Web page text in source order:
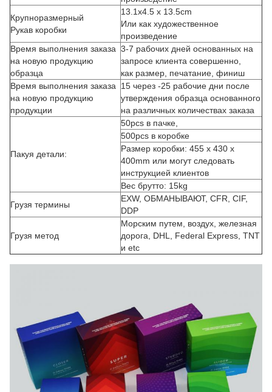
Крупноразмерный
Рукав коробки
13.1x4.5 x 13.5cm
Или как художественное
произведение
Время выполнения заказа
на новую продукцию
образца
3-7 рабочих дней основанных на
запросе клиента совершенно,
как размер, печатание, финиш
Время выполнения заказа
на новую продукцию
продукции
15 через -25 рабочие дни после
утверждения образца основанного
на различных количествах заказа
Пакуя детали:
50pcs в пачке,
500pcs в коробке
Размер коробки: 455 x 430 x
400mm или могут следовать
инструкцией клиентов
Вес брутто: 15kg
Грузя термины
EXW, ОБМАНЫВАЮТ, CFR, CIF,
DDP
Грузя метод
Морским путем, воздух, железная
дорога, DHL, Federal Express, TNT
и etc